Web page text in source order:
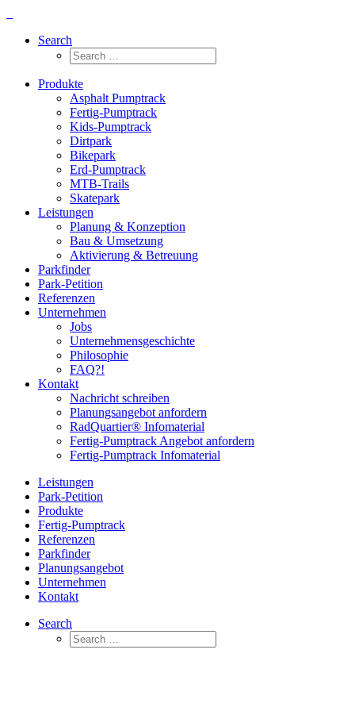
Search
Produkte
Asphalt Pumptrack
Fertig-Pumptrack
Kids-Pumptrack
Dirtpark
Bikepark
Erd-Pumptrack
MTB-Trails
Skatepark
Leistungen
Planung & Konzeption
Bau & Umsetzung
Aktivierung & Betreuung
Parkfinder
Park-Petition
Referenzen
Unternehmen
Jobs
Unternehmensgeschichte
Philosophie
FAQ?!
Kontakt
Nachricht schreiben
Planungsangebot anfordern
RadQuartier® Infomaterial
Fertig-Pumptrack Angebot anfordern
Fertig-Pumptrack Infomaterial
Leistungen
Park-Petition
Produkte
Fertig-Pumptrack
Referenzen
Parkfinder
Planungsangebot
Unternehmen
Kontakt
Search